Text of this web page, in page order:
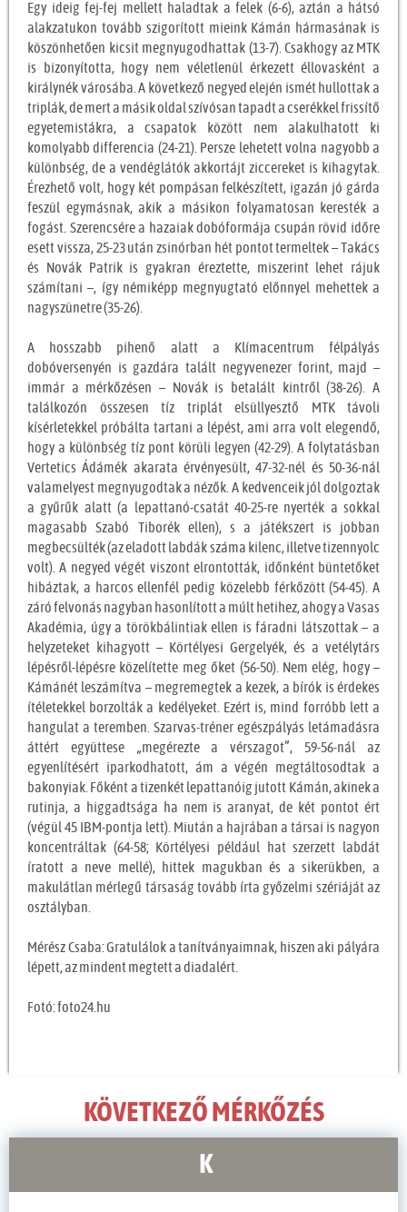
Egy ideig fej-fej mellett haladtak a felek (6-6), aztán a hátsó
alakzatukon tovább szigorított mieink Kámán hármasának is
köszönhetően kicsit megnyugodhattak (13-7). Csakhogy az MTK
is bizonyította, hogy nem véletlenül érkezett éllovasként a
királynék városába. A következő negyed elején ismét hullottak a
triplák, de mert a másik oldal szívósan tapadt a cserékkel frissítő
egyetemistákra, a csapatok között nem alakulhatott ki
komolyabb differencia (24-21). Persze lehetett volna nagyobb a
különbség, de a vendéglátók akkortájt ziccereket is kihagytak.
Érezhető volt, hogy két pompásan felkészített, igazán jó gárda
feszül egymásnak, akik a másikon folyamatosan keresték a
fogást. Szerencsére a hazaiak dobóformája csupán rövid időre
esett vissza, 25-23 után zsinórban hét pontot termeltek – Takács
és Novák Patrik is gyakran éreztette, miszerint lehet rájuk
számítani –, így némiképp megnyugtató előnnyel mehettek a
nagyszünetre (35-26).
A hosszabb pihenő alatt a Klímacentrum félpályás
dobóversenyén is gazdára talált negyvenezer forint, majd –
immár a mérkőzésen – Novák is betalált kintről (38-26). A
találkozón összesen tíz triplát elsüllyesztő MTK távoli
kísérletekkel próbálta tartani a lépést, ami arra volt elegendő,
hogy a különbség tíz pont körüli legyen (42-29). A folytatásban
Vertetics Ádámék akarata érvényesült, 47-32-nél és 50-36-nál
valamelyest megnyugodtak a nézők. A kedvenceik jól dolgoztak
a gyűrűk alatt (a lepattanó-csatát 40-25-re nyerték a sokkal
magasabb Szabó Tiborék ellen), s a játékszert is jobban
megbecsülték (az eladott labdák száma kilenc, illetve tizennyolc
volt). A negyed végét viszont elrontották, időnként büntetőket
hibáztak, a harcos ellenfél pedig közelebb férkőzött (54-45). A
záró felvonás nagyban hasonlított a múlt hetihez, ahogy a Vasas
Akadémia, úgy a törökbálintiak ellen is fáradni látszottak – a
helyzeteket kihagyott – Körtélyesi Gergelyék, és a vetélytárs
lépésről-lépésre közelítette meg őket (56-50). Nem elég, hogy –
Kámánét leszámítva – megremegtek a kezek, a bírók is érdekes
ítéletekkel borzolták a kedélyeket. Ezért is, mind forróbb lett a
hangulat a teremben. Szarvas-tréner egészpályás letámadásra
áttért együttese „megérezte a vérszagot”, 59-56-nál az
egyenlítésért iparkodhatott, ám a végén megtáltosodtak a
bakonyiak. Főként a tizenkét lepattanóig jutott Kámán, akinek a
rutinja, a higgadtsága ha nem is aranyat, de két pontot ért
(végül 45 IBM-pontja lett). Miután a hajrában a társai is nagyon
koncentráltak (64-58; Körtélyesi például hat szerzett labdát
íratott a neve mellé), hittek magukban és a sikerükben, a
makulátlan mérlegű társaság tovább írta győzelmi szériáját az
osztályban.
Mérész Csaba: Gratulálok a tanítványaimnak, hiszen aki pályára
lépett, az mindent megtett a diadalért.
Fotó: foto24.hu
KÖVETKEZŐ MÉRKŐZÉS
K